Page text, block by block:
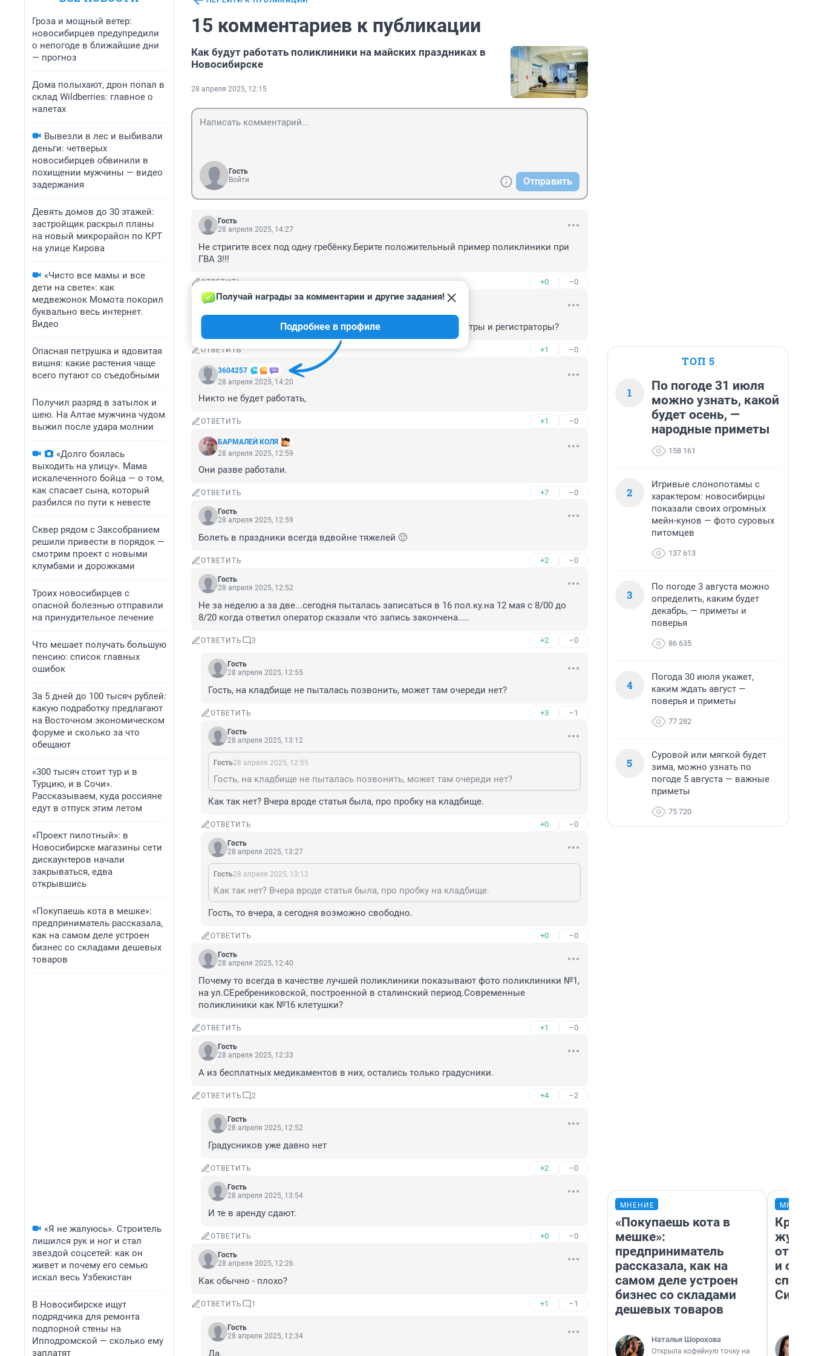
Гроза и мощный ветер:
новосибирцев предупредили
о непогоде в ближайшие дни
— прогноз
Дома полыхают, дрон попал в
склад Wildberries: главное о
налетах
Вывезли в лес и выбивали
деньги: четверых
новосибирцев обвинили в
похищении мужчины — видео
задержания
Девять домов до 30 этажей:
застройщик раскрыл планы
на новый микрорайон по КРТ
на улице Кирова
«Чисто все мамы и все
дети на свете»: как
медвежонок Момота покорил
буквально весь интернет.
Видео
Опасная петрушка и ядовитая
вишня: какие растения чаще
всего путают со съедобными
Получил разряд в затылок и
шею. На Алтае мужчина чудом
выжил после удара молнии
«Долго боялась
выходить на улицу». Мама
искалеченного бойца — о том,
как спасает сына, который
разбился по пути к невесте
Сквер рядом с Заксобранием
решили привести в порядок —
смотрим проект с новыми
клумбами и дорожками
Троих новосибирцев с
опасной болезнью отправили
на принудительное лечение
Что мешает получать большую
пенсию: список главных
ошибок
За 5 дней до 100 тысяч рублей:
какую подработку предлагают
на Восточном экономическом
форуме и сколько за что
обещают
«300 тысяч стоит тур и в
Турцию, и в Сочи».
Рассказываем, куда россияне
едут в отпуск этим летом
«Проект пилотный»: в
Новосибирске магазины сети
дискаунтеров начали
закрываться, едва
открывшись
«Покупаешь кота в мешке»:
предприниматель рассказала,
как на самом деле устроен
бизнес со складами дешевых
товаров
«Я не жалуюсь». Строитель
лишился рук и ног и стал
звездой соцсетей: как он
живет и почему его семью
искал весь Узбекистан
В Новосибирске ищут
подрядчика для ремонта
подпорной стены на
Ипподромской — сколько ему
заплатят
15 комментариев к публикации
Как будут работать поликлиники на майских праздниках в
Новосибирске
28 апреля 2025, 12:15
Гость
Войти
Отправить
Гость
28 апреля 2025, 14:27
Не стригите всех под одну гребёнку.Берите положительный пример поликлиники при
ГВА 3!!!
ОТВЕТИТЬ +0 –0
Гость
Врачи то будут в поликлиниках? Или только медицинские сестры и регистраторы?
ОТВЕТИТЬ +1 –0
3604257
Получай награды за комментарии и другие задания!
Подробнее в профиле
28 апреля 2025, 14:20
Никто не будет работать,
ОТВЕТИТЬ +1 –0
БАРМАЛЕЙ КОЛЯ
28 апреля 2025, 12:59
Они разве работали.
ОТВЕТИТЬ +7 –0
Гость
28 апреля 2025, 12:59
Болеть в праздники всегда вдвойне тяжелей 🙁
ОТВЕТИТЬ +2 –0
Гость
28 апреля 2025, 12:52
Не за неделю а за две...сегодня пыталась записаться в 16 пол.ку.на 12 мая с 8/00 до
8/20 когда ответил оператор сказали что запись закончена.....
ОТВЕТИТЬ 3 +2 –0
Гость
28 апреля 2025, 12:55
Гость, на кладбище не пыталась позвонить, может там очереди нет?
ОТВЕТИТЬ +3 –1
Гость
28 апреля 2025, 13:12
Гость28 апреля 2025, 12:55
Гость, на кладбище не пыталась позвонить, может там очереди нет?
Как так нет? Вчера вроде статья была, про пробку на кладбище.
ОТВЕТИТЬ +0 –0
Гость
28 апреля 2025, 13:27
Гость28 апреля 2025, 13:12
Как так нет? Вчера вроде статья была, про пробку на кладбище.
Гость, то вчера, а сегодня возможно свободно.
ОТВЕТИТЬ +0 –0
Гость
28 апреля 2025, 12:40
Почему то всегда в качестве лучшей поликлиники показывают фото поликлиники №1,
на ул.СЕребрениковской, построенной в сталинский период.Современные
поликлиники как №16 клетушки?
ОТВЕТИТЬ +1 –0
Гость
28 апреля 2025, 12:33
А из бесплатных медикаментов в них, остались только градусники.
ОТВЕТИТЬ 2 +4 –2
Гость
28 апреля 2025, 12:52
Градусников уже давно нет
ОТВЕТИТЬ +2 –0
Гость
28 апреля 2025, 13:54
И те в аренду сдают.
ОТВЕТИТЬ +0 –0
Гость
28 апреля 2025, 12:26
Как обычно - плохо?
ОТВЕТИТЬ 1 +1 –1
Гость
28 апреля 2025, 12:34
Да.
ТОП 5
1
По погоде 31 июля
можно узнать, какой
будет осень, —
народные приметы
158 161
2
Игривые слонопотамы с
характером: новосибирцы
показали своих огромных
мейн-кунов — фото суровых
питомцев
137 613
3
По погоде 3 августа можно
определить, каким будет
декабрь, — приметы и
поверья
86 635
4
Погода 30 июля укажет,
каким ждать август —
поверья и приметы
77 282
5
Суровой или мягкой будет
зима, можно узнать по
погоде 5 августа — важные
приметы
75 720
МНЕНИЕ
«Покупаешь кота в
мешке»:
предприниматель
рассказала, как на
самом деле устроен
бизнес со складами
дешевых товаров
Наталья Шорохова
Открыла кофейную точку на
и